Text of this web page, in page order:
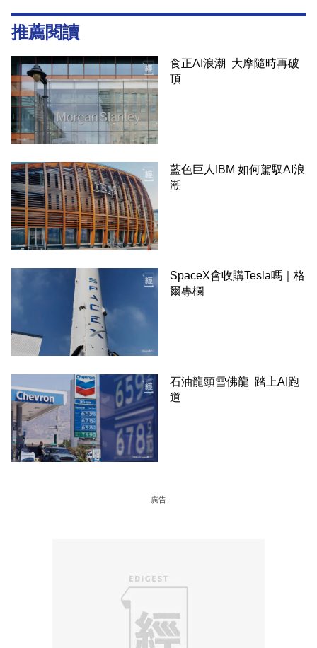
推薦閱讀
食正AI浪潮 大摩隨時再破
頂
藍色巨人IBM 如何駕馭AI浪
潮
SpaceX會收購Tesla嗎｜格
爾專欄
石油龍頭雪佛龍 踏上AI跑
道
廣告